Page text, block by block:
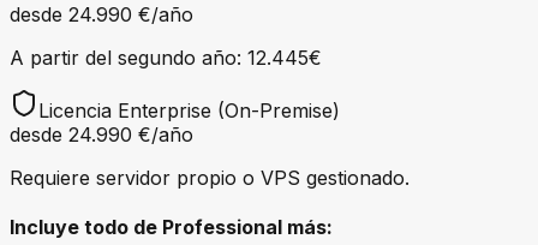
desde 24.990 €/año
A partir del segundo año: 12.445€
Licencia Enterprise (On-Premise)
desde 24.990 €/año
Requiere servidor propio o VPS gestionado.
Incluye todo de Professional más: